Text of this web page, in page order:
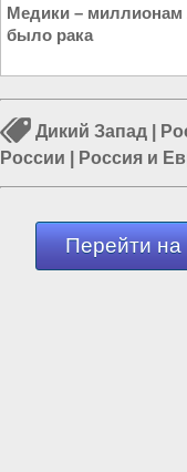
Медики – миллионам
было рака
Дикий Запад
России
Россия и
и Европа|Власть
Перейти на